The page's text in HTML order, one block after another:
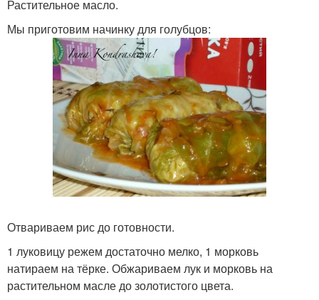
Растительное масло.
Мы приготовим начинку для голубцов:
Отвариваем рис до готовности.
1 луковицу режем достаточно мелко, 1 морковь
натираем на тёрке. Обжариваем лук и морковь на
растительном масле до золотистого цвета.